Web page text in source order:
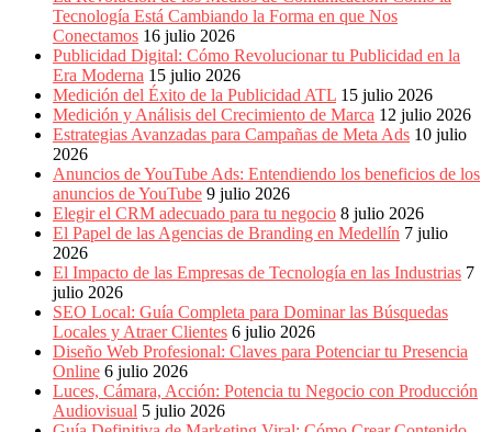
Eventos
Marketing,
Mercadotecnia,
Eventos
Publicitarios,
Colecciónes,
Marcas,
Insigns,
Radio,
Creatividad,
SEO,
Free
RRPP,
Comerciales,
Periodismo,
Revistas,
Magazines
Tecnología Está Cambiando la Forma en que Nos
Conectamos 16 julio 2026
Publicidad Digital: Cómo Revolucionar tu Publicidad en la
Era Moderna 15 julio 2026
Medición del Éxito de la Publicidad ATL 15 julio 2026
Medición y Análisis del Crecimiento de Marca 12 julio 2026
Estrategias Avanzadas para Campañas de Meta Ads 10 julio
2026
Anuncios de YouTube Ads: Entendiendo los beneficios de los
anuncios de YouTube 9 julio 2026
Elegir el CRM adecuado para tu negocio 8 julio 2026
El Papel de las Agencias de Branding en Medellín 7 julio
2026
El Impacto de las Empresas de Tecnología en las Industrias 7
julio 2026
SEO Local: Guía Completa para Dominar las Búsquedas
Locales y Atraer Clientes 6 julio 2026
Diseño Web Profesional: Claves para Potenciar tu Presencia
Online 6 julio 2026
Luces, Cámara, Acción: Potencia tu Negocio con Producción
Audiovisual 5 julio 2026